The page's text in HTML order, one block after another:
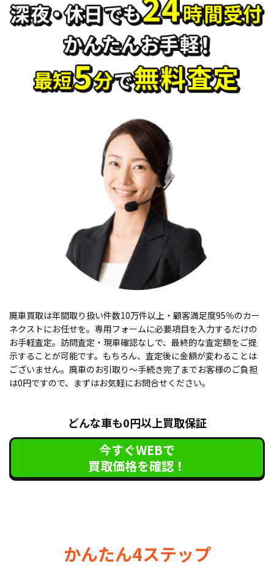
廃車買取は年間取り扱い件数10万件以上・顧客満足度95％のカー
ネクストにお任せを。専用フォームに必要項目を入力するだけの
お手軽査定。訪問査定・現車確認なしで、最終的な査定額をご提
示することが可能です。もちろん、査定後に金額が変わることは
ございません。廃車のお引取り〜手続き完了までお客様のご負担
は0円ですので、まずはお気軽にお問合せください。
どんな車も0円以上買取保証
今すぐWEBで
買取価格を確認！
かんたん4ステップ